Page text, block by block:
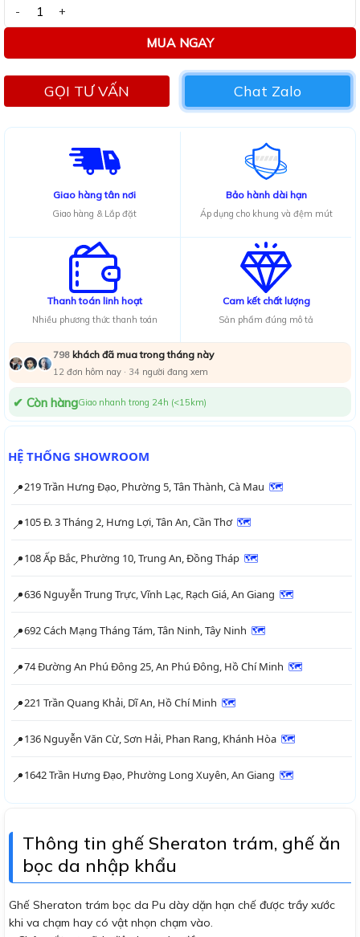
Ghế Sheraton trám số lượng
MUA NGAY
GỌI TƯ VẤN Chat Zalo
Giao hàng tân nơi
Giao hàng & Lắp đặt
Bảo hành dài hạn
Áp dụng cho khung và đệm mút
Thanh toán linh hoạt
Nhiều phương thức thanh toán
Cam kết chất lượng
Sản phẩm đúng mô tả
798 khách đã mua trong tháng này
12 đơn hôm nay · 32 người đang xem
✔ Còn hàngGiao nhanh trong 24h (<15km)
HỆ THỐNG SHOWROOM
📍219 Trần Hưng Đạo, Phường 5, Tân Thành, Cà Mau 🗺
📍105 Đ. 3 Tháng 2, Hưng Lợi, Tân An, Cần Thơ 🗺
📍108 Ấp Bắc, Phường 10, Trung An, Đồng Tháp 🗺
📍636 Nguyễn Trung Trực, Vĩnh Lạc, Rạch Giá, An Giang 🗺
📍692 Cách Mạng Tháng Tám, Tân Ninh, Tây Ninh 🗺
📍74 Đường An Phú Đông 25, An Phú Đông, Hồ Chí Minh 🗺
📍221 Trần Quang Khải, Dĩ An, Hồ Chí Minh 🗺
📍136 Nguyễn Văn Cừ, Sơn Hải, Phan Rang, Khánh Hòa 🗺
📍1642 Trần Hưng Đạo, Phường Long Xuyên, An Giang 🗺
Thông tin ghế Sheraton trám, ghế ăn
bọc da nhập khẩu
Ghế Sheraton trám bọc da Pu dày dặn hạn chế được trầy xước
khi va chạm hay có vật nhọn chạm vào.